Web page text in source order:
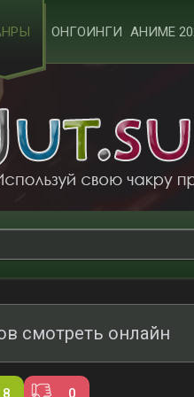
ОНГОИНГИ АНИМЕ
смотреть онлайн
8 0